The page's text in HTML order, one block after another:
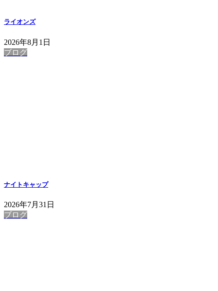
ライオンズ
2026年8月1日
ブログ
ナイトキャップ
2026年7月31日
ブログ